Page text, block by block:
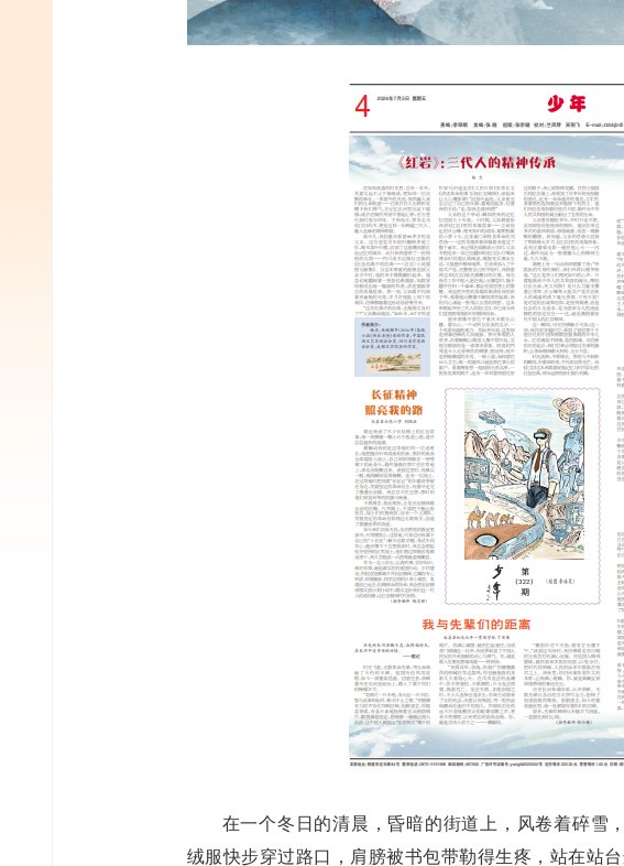
在一个冬日的清晨，昏暗的街道上，风卷着碎雪
绒服快步穿过路口，肩膀被书包带勒得生疼，站在站